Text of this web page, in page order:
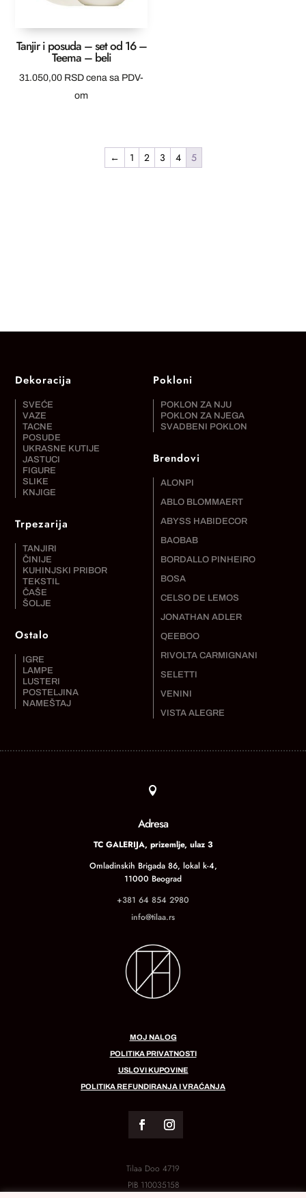
Tanjir i posuda – set od 16 –
Teema – beli
31.050,00 RSD cena sa PDV-
om
← 1 2 3 4 5
Dekoracija
SVEĆE
VAZE
TACNE
POSUDE
UKRASNE KUTIJE
JASTUCI
FIGURE
SLIKE
KNJIGE
Trpezarija
TANJIRI
ČINIJE
KUHINJSKI PRIBOR
TEKSTIL
ČAŠE
ŠOLJE
Ostalo
IGRE
LAMPE
LUSTERI
POSTELJINA
NAMEŠTAJ
Pokloni
POKLON ZA NJU
POKLON ZA NJEGA
SVADBENI POKLON
Brendovi
ALONPI
ABLO BLOMMAERT
ABYSS HABIDECOR
BAOBAB
BORDALLO PINHEIRO
BOSA
CELSO DE LEMOS
JONATHAN ADLER
QEEBOO
RIVOLTA CARMIGNANI
SELETTI
VENINI
VISTA ALEGRE

Adresa
TC GALERIJA, prizemlje, ulaz 3
Omladinskih Brigada 86, lokal k-4,
11000 Beograd
+381 64 854 2980
info@tilaa.rs
MOJ NALOG
POLITIKA PRIVATNOSTI
USLOVI KUPOVINE
POLITIKA REFUNDIRANJA I VRAĆANJA
Tilaa Doo 4719
PIB 110035158